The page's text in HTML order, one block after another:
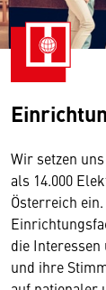
Wir setzen
als 14.000
Österreich
die
und ihre